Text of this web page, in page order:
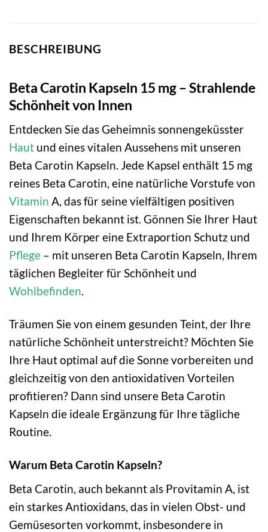
BESCHREIBUNG
Beta Carotin Kapseln 15 mg – Strahlende
Schönheit von Innen
Entdecken Sie das Geheimnis sonnengeküsster
Haut und eines vitalen Aussehens mit unseren
Beta Carotin Kapseln. Jede Kapsel enthält 15 mg
reines Beta Carotin, eine natürliche Vorstufe von
Vitamin A, das für seine vielfältigen positiven
Eigenschaften bekannt ist. Gönnen Sie Ihrer Haut
und Ihrem Körper eine Extraportion Schutz und
Pflege – mit unseren Beta Carotin Kapseln, Ihrem
täglichen Begleiter für Schönheit und
Wohlbefinden.
Träumen Sie von einem gesunden Teint, der Ihre
natürliche Schönheit unterstreicht? Möchten Sie
Ihre Haut optimal auf die Sonne vorbereiten und
gleichzeitig von den antioxidativen Vorteilen
profitieren? Dann sind unsere Beta Carotin
Kapseln die ideale Ergänzung für Ihre tägliche
Routine.
Warum Beta Carotin Kapseln?
Beta Carotin, auch bekannt als Provitamin A, ist
ein starkes Antioxidans, das in vielen Obst- und
Gemüsesorten vorkommt, insbesondere in